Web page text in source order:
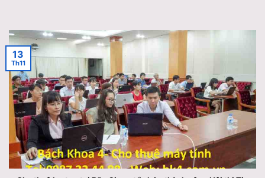
13
Th11